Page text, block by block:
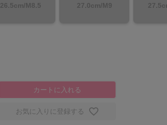
26.5cm/M8.5 27.0cm/M9
カートに入れる
お気に入りに登録する